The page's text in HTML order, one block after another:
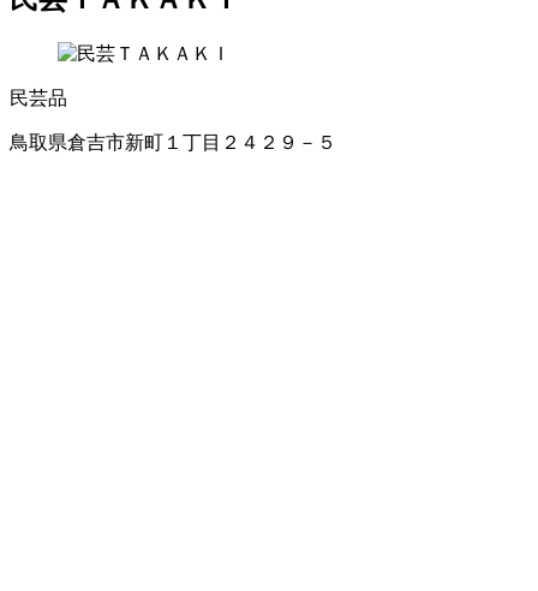
民芸品
鳥取県倉吉市新町１丁目２４２９－５